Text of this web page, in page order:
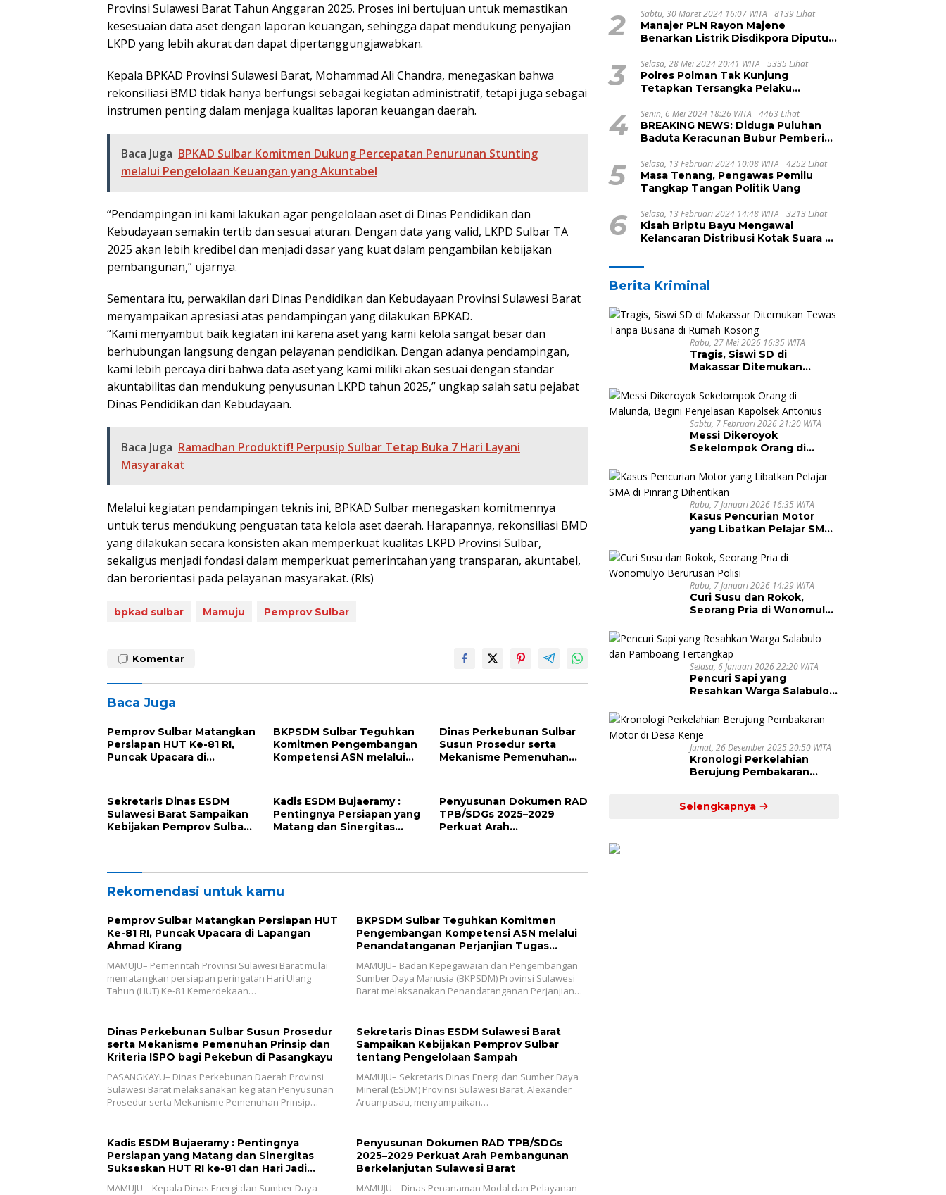
Provinsi Sulawesi Barat Tahun Anggaran 2025. Proses ini bertujuan untuk memastikan
kesesuaian data aset dengan laporan keuangan, sehingga dapat mendukung penyajian
LKPD yang lebih akurat dan dapat dipertanggungjawabkan.
Kepala BPKAD Provinsi Sulawesi Barat, Mohammad Ali Chandra, menegaskan bahwa
rekonsiliasi BMD tidak hanya berfungsi sebagai kegiatan administratif, tetapi juga sebagai
instrumen penting dalam menjaga kualitas laporan keuangan daerah.
Baca Juga BPKAD Sulbar Komitmen Dukung Percepatan Penurunan Stunting
melalui Pengelolaan Keuangan yang Akuntabel
“Pendampingan ini kami lakukan agar pengelolaan aset di Dinas Pendidikan dan
Kebudayaan semakin tertib dan sesuai aturan. Dengan data yang valid, LKPD Sulbar TA
2025 akan lebih kredibel dan menjadi dasar yang kuat dalam pengambilan kebijakan
pembangunan,” ujarnya.
Sementara itu, perwakilan dari Dinas Pendidikan dan Kebudayaan Provinsi Sulawesi Barat
menyampaikan apresiasi atas pendampingan yang dilakukan BPKAD.
“Kami menyambut baik kegiatan ini karena aset yang kami kelola sangat besar dan
berhubungan langsung dengan pelayanan pendidikan. Dengan adanya pendampingan,
kami lebih percaya diri bahwa data aset yang kami miliki akan sesuai dengan standar
akuntabilitas dan mendukung penyusunan LKPD tahun 2025,” ungkap salah satu pejabat
Dinas Pendidikan dan Kebudayaan.
Baca Juga Ramadhan Produktif! Perpusip Sulbar Tetap Buka 7 Hari Layani
Masyarakat
Melalui kegiatan pendampingan teknis ini, BPKAD Sulbar menegaskan komitmennya
untuk terus mendukung penguatan tata kelola aset daerah. Harapannya, rekonsiliasi BMD
yang dilakukan secara konsisten akan memperkuat kualitas LKPD Provinsi Sulbar,
sekaligus menjadi fondasi dalam memperkuat pemerintahan yang transparan, akuntabel,
dan berorientasi pada pelayanan masyarakat. (Rls)
bpkad sulbar Mamuju Pemprov Sulbar
Komentar
Baca Juga
Pemprov Sulbar Matangkan
Persiapan HUT Ke-81 RI,
Puncak Upacara di
BKPSDM Sulbar Teguhkan
Komitmen Pengembangan
Kompetensi ASN melalui
2026
Dinas Perkebunan Sulbar
Susun Prosedur serta
Mekanisme Pemenuhan
Pasangkayu
Sekretaris Dinas ESDM
Sulawesi Barat Sampaikan
Kebijakan Pemprov Sulbar
Kadis ESDM Bujaeramy :
Pentingnya Persiapan yang
Matang dan Sinergitas
Penyusunan Dokumen RAD
TPB/SDGs 2025–2029
Perkuat Arah
Rekomendasi untuk kamu
Pemprov Sulbar Matangkan Persiapan HUT
Ke-81 RI, Puncak Upacara di Lapangan
Ahmad Kirang
MAMUJU– Pemerintah Provinsi Sulawesi Barat mulai
mematangkan persiapan peringatan Hari Ulang
Tahun (HUT) Ke-81 Kemerdekaan…
BKPSDM Sulbar Teguhkan Komitmen
Pengembangan Kompetensi ASN melalui
Penandatanganan Perjanjian Tugas
MAMUJU– Badan Kepegawaian dan Pengembangan
Sumber Daya Manusia (BKPSDM) Provinsi Sulawesi
Barat melaksanakan Penandatanganan Perjanjian…
Dinas Perkebunan Sulbar Susun Prosedur
serta Mekanisme Pemenuhan Prinsip dan
Kriteria ISPO bagi Pekebun di Pasangkayu
PASANGKAYU– Dinas Perkebunan Daerah Provinsi
Sulawesi Barat melaksanakan kegiatan Penyusunan
Prosedur serta Mekanisme Pemenuhan Prinsip…
Sekretaris Dinas ESDM Sulawesi Barat
Sampaikan Kebijakan Pemprov Sulbar
tentang Pengelolaan Sampah
MAMUJU– Sekretaris Dinas Energi dan Sumber Daya
Mineral (ESDM) Provinsi Sulawesi Barat, Alexander
Aruanpasau, menyampaikan…
Kadis ESDM Bujaeramy : Pentingnya
Persiapan yang Matang dan Sinergitas
Sukseskan HUT RI ke-81 dan Hari Jadi
MAMUJU – Kepala Dinas Energi dan Sumber Daya
Penyusunan Dokumen RAD TPB/SDGs
2025–2029 Perkuat Arah Pembangunan
Berkelanjutan Sulawesi Barat
MAMUJU – Dinas Penanaman Modal dan Pelayanan
2 Sabtu, 30 Maret 2024 16:07 WITA 8139 Lihat
Manajer PLN Rayon Majene
Benarkan Listrik Disdikpora Diputus
3 Selasa, 28 Mei 2024 20:41 WITA 5335 Lihat
Polres Polman Tak Kunjung
Tetapkan Tersangka Pelaku
4 Senin, 6 Mei 2024 18:26 WITA 4463 Lihat
BREAKING NEWS: Diduga Puluhan
Baduta Keracunan Bubur Pemberian
5 Selasa, 13 Februari 2024 10:08 WITA 4252 Lihat
Masa Tenang, Pengawas Pemilu
Tangkap Tangan Politik Uang
6 Selasa, 13 Februari 2024 14:48 WITA 3213 Lihat
Kisah Briptu Bayu Mengawal
Kelancaran Distribusi Kotak Suara di
Sungai dan Jalan Terjal
Berita Kriminal
Rabu, 27 Mei 2026 16:35 WITA
Tragis, Siswi SD di
Makassar Ditemukan
Rumah Kosong
Sabtu, 7 Februari 2026 21:20 WITA
Messi Dikeroyok
Sekelompok Orang di
Kapolsek Antonius
Rabu, 7 Januari 2026 16:35 WITA
Kasus Pencurian Motor
yang Libatkan Pelajar SMA
Rabu, 7 Januari 2026 14:29 WITA
Curi Susu dan Rokok,
Seorang Pria di Wonomulyo
Selasa, 6 Januari 2026 22:20 WITA
Pencuri Sapi yang
Resahkan Warga Salabulo
Jumat, 26 Desember 2025 20:50 WITA
Kronologi Perkelahian
Berujung Pembakaran
Selengkapnya